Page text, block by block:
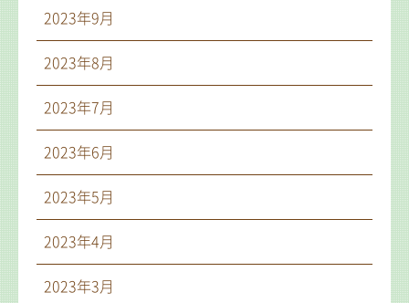
2023年9月
2023年8月
2023年7月
2023年6月
2023年5月
2023年4月
2023年3月